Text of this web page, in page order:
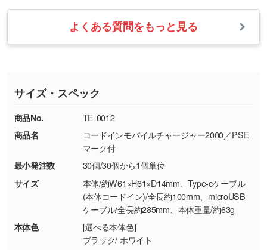
・1色印刷でグラデーションや濃淡を表現した
い
す。→詳しく見る
・コーポレートカラーを使って印刷したい／印
刷色にこだわりがある
DIC・PANTONEなどのカラーチップの指定や、
現物支給による色指定も承っております。→
しく見る
・背景がある画像からキャラクター部分だけを
使いたいです
シンプルな背景のデータや、使いたいキャラク
また、お選びいただいた印刷色が本体色に合わ
ない場合や仕上がりに影響しそうな場合は、ス
タッフから別の色をご案内することもございま
・お届け時に商品が損傷・故障している場合
・ご注文と異なる商品が届いた場合
・印刷不良があった場合
※詳しくは「商品の良品基準について
ください。
【返品・交換ができない場合】
・お客様の元で商品を加工された場合、または
商品が破損した場合
・商品到着後7日以上経過している場合
・お客様のご都合による返品・交換依頼(商
品・色・数量などの注文間違い等)
業日以内に担当スタッフよりメールにてご連絡
いたします。
お急ぎの場合はお電話でのご質問も受け付けて
TEL：0422-29-9911 営業時間10:00～
18:00(土日祝日除く)
お問い合わせフォームはこちら
よくある質問をもっと見る
サイズ・スペック
商品No.
TE-0012
商品名
コードインモバイルチャージャー2000／PSE
マーク付
最小発注数
30個/30個から1個単位
サイズ
本体/約W61×H61×D14mm、Type-cケーブル
(本体コードイン)/全長約100mm、microUSB
ケーブル/全長約285mm、本体重量/約63g
本体色
[選べる本体色]
ブラック/ ホワイト